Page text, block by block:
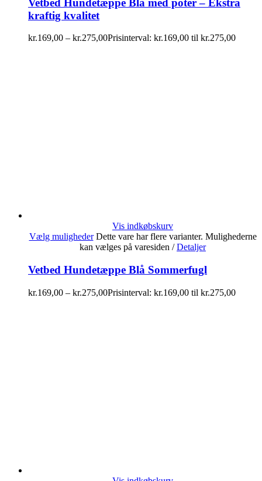
kraftig kvalitet
kr.169,00 – kr.275,00Prisinterval: kr.169,00 til kr.275,00
Vis indkøbskurv
Vælg muligheder Dette vare har flere varianter. Mulighederne
kan vælges på varesiden / Detaljer
Vetbed Hundetæppe Blå Sommerfugl
kr.169,00 – kr.275,00Prisinterval: kr.169,00 til kr.275,00